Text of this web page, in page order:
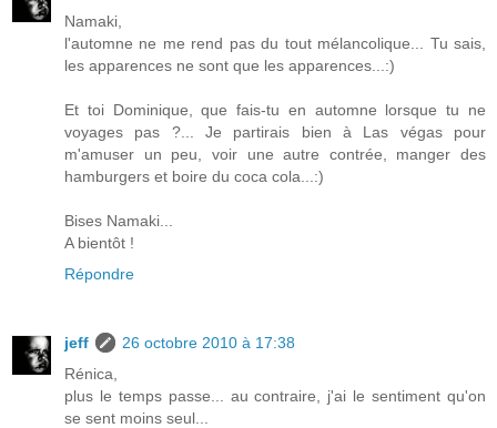
Namaki,
l'automne ne me rend pas du tout mélancolique... Tu sais,
les apparences ne sont que les apparences...:)
Et toi Dominique, que fais-tu en automne lorsque tu ne
voyages pas ?... Je partirais bien à Las végas pour
m'amuser un peu, voir une autre contrée, manger des
hamburgers et boire du coca cola...:)
Bises Namaki...
A bientôt !
Répondre
jeff
26 octobre 2010 à 17:38
Rénica,
plus le temps passe... au contraire, j'ai le sentiment qu'on
se sent moins seul...